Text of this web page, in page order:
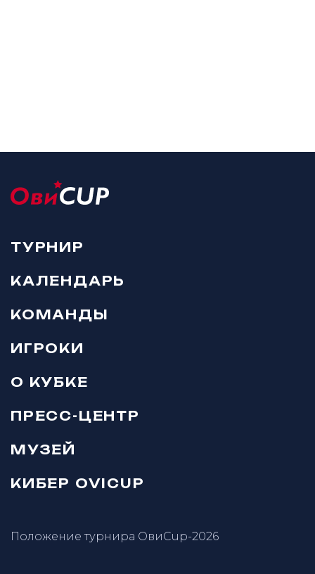
ТУРНИР
КАЛЕНДАРЬ
КОМАНДЫ
ИГРОКИ
О КУБКЕ
ПРЕСС-ЦЕНТР
МУЗЕЙ
КИБЕР OVICUP
Положение турнира ОвиCup-2026